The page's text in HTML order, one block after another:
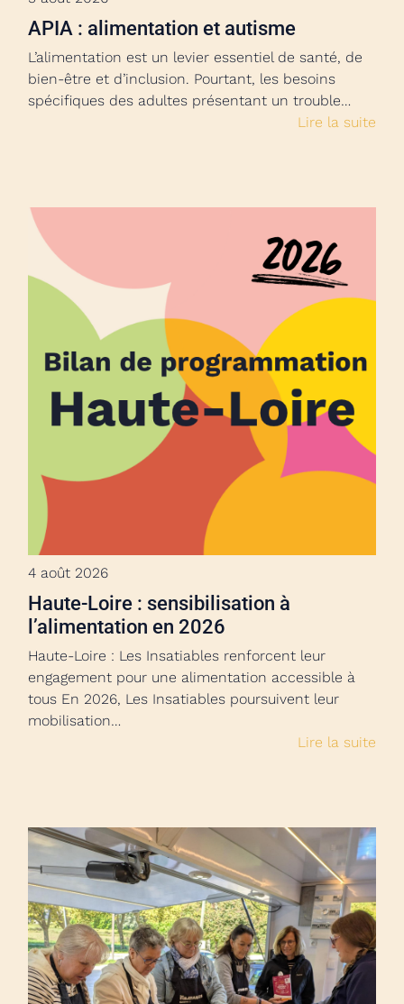
APIA : alimentation et autisme
L’alimentation est un levier essentiel de santé, de
bien-être et d’inclusion. Pourtant, les besoins
spécifiques des adultes présentant un trouble…
Lire la suite
4 août 2026
Haute-Loire : sensibilisation à
l’alimentation en 2026
Haute-Loire : Les Insatiables renforcent leur
engagement pour une alimentation accessible à
tous En 2026, Les Insatiables poursuivent leur
mobilisation…
Lire la suite